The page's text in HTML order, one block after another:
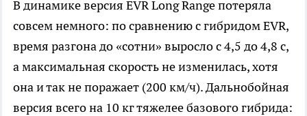
В динамике версия EVR Long Range потеряла
совсем немного: по сравнению с гибридом EVR,
время разгона до «сотни» выросло с 4,5 до 4,8 с,
а максимальная скорость не изменилась, хотя
она и так не поражает (200 км/ч). Дальнобойная
версия всего на 10 кг тяжелее базового гибрида: